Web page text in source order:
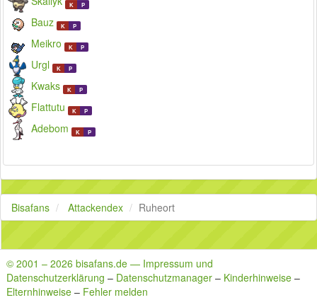
K P
Bauz K P
Meikro K P
Urgl K P
Kwaks K P
Flattutu K P
Adebom K P
Bisafans Attackendex Ruheort
© 2001 – 2026 bisafans.de — Impressum und
Datenschutzerklärung – Datenschutzmanager – Kinderhinweise –
Elternhinweise – Fehler melden